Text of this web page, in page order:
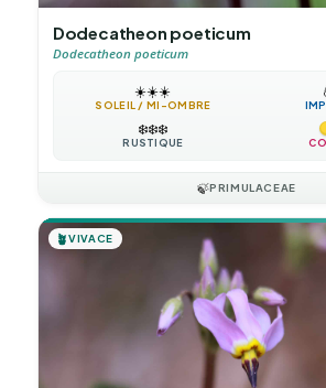
Dodecatheon poeticum
Dodecatheon poeticum
☀️☀️☀️
SOLEIL / MI-OMBRE
❄️❄️❄️
RUSTIQUE
🍃PRIMULACEAE
🪴VIVACE